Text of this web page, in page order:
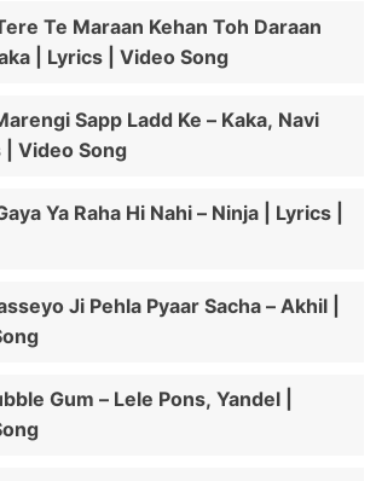
Te Maraan Kehan Toh Daraan
| Lyrics | Video Song
Sapp Ladd Ke – Kaka, Navi
| Video Song
Ya Raha Hi Nahi – Ninja | Lyrics |
Ji Pehla Pyaar Sacha – Akhil |
Gum – Lele Pons, Yandel |